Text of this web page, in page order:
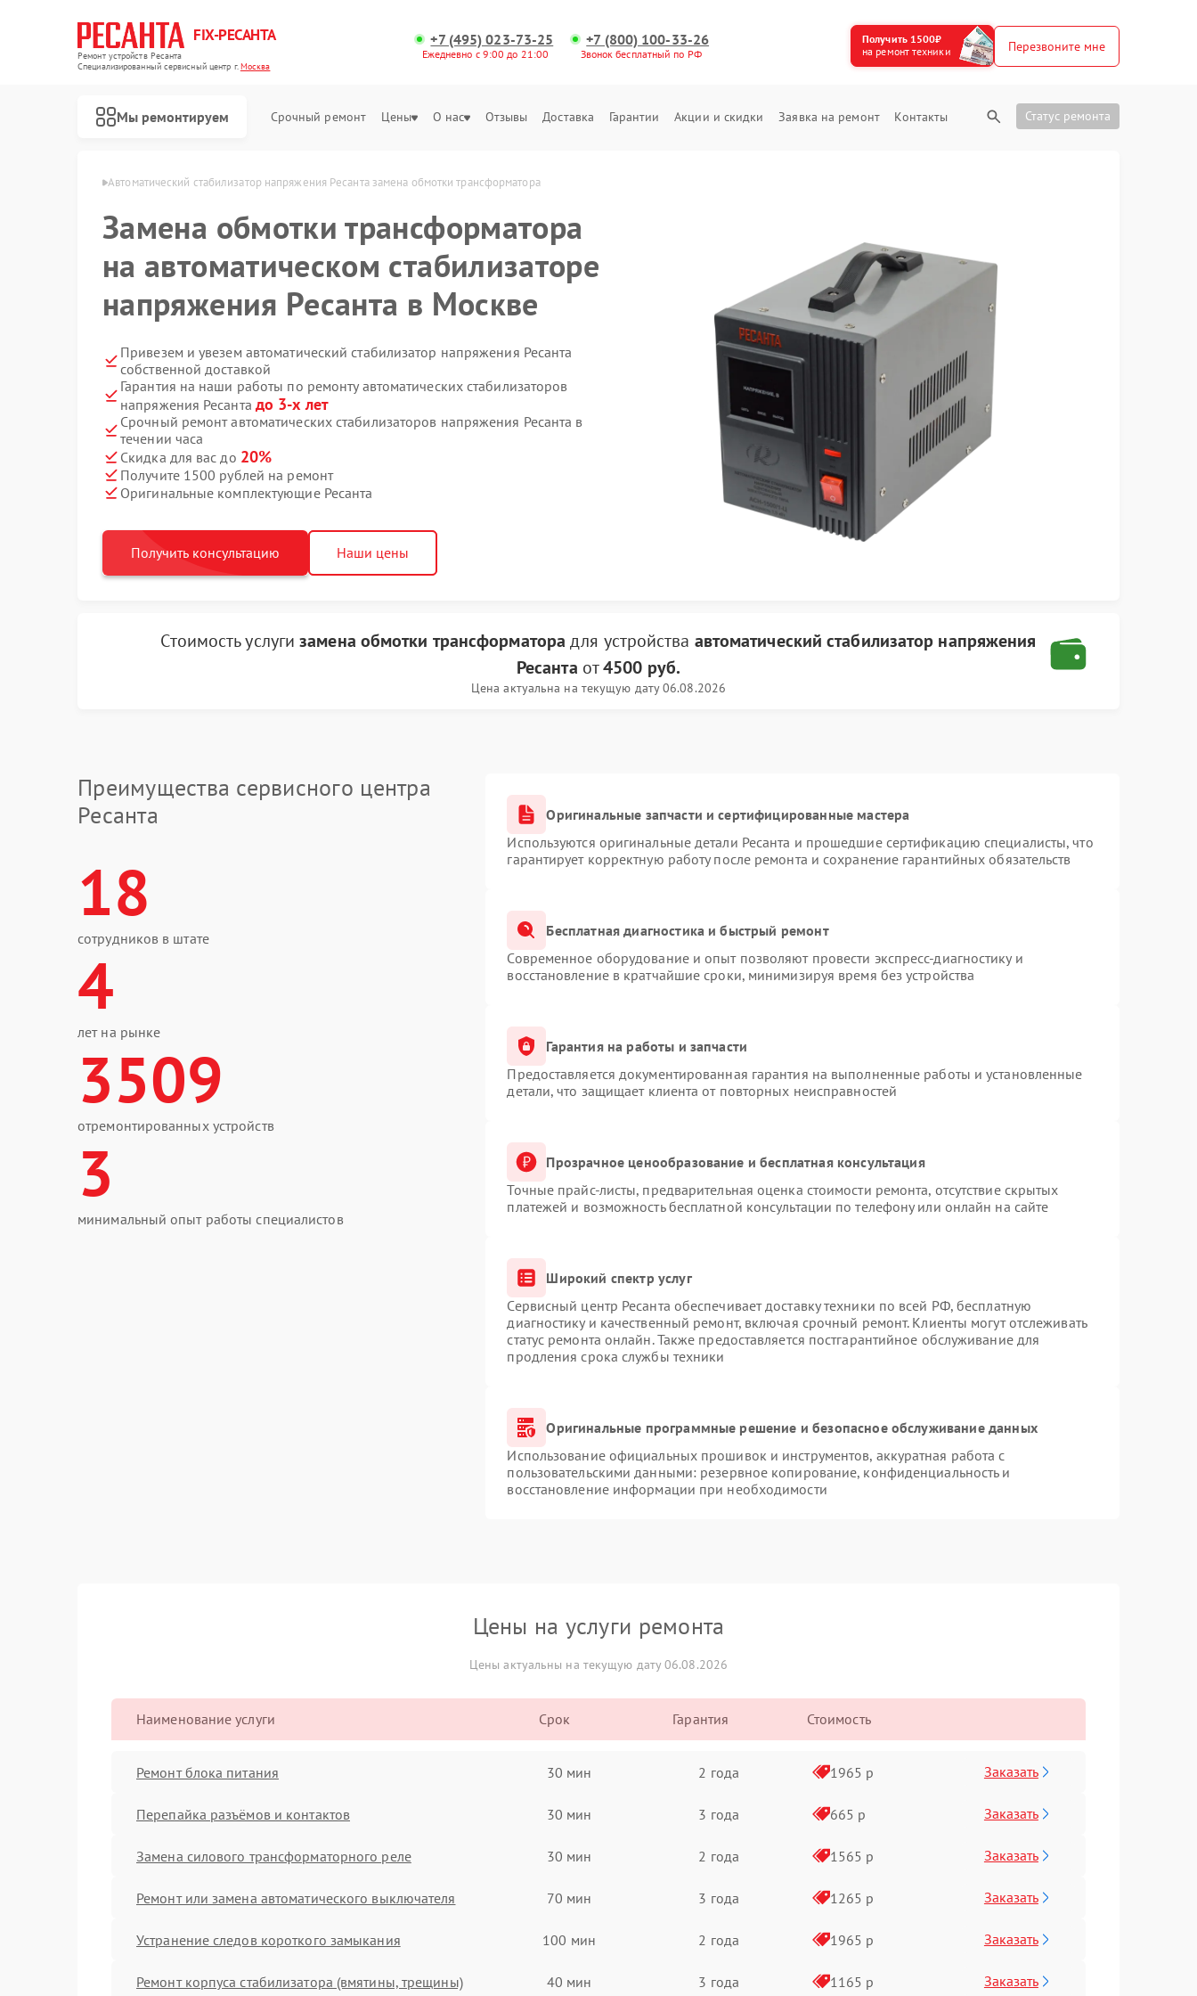
FIX-РЕСАНТА
Ремонт устройств Ресанта
Специализированный cервисный центр г.Москва
+7 (495) 023-73-25
Ежедневно с 9:00 до 21:00
+7 (800) 100-33-26
Звонок бесплатный по РФ
Получить 1500₽
на ремонт техники
Перезвоните мне
Мы ремонтируем Срочный ремонт Цены О нас Отзывы Доставка Гарантии Акции и скидки Заявка на ремонт Контакты Статус ремонта
Ресанта в Москве Автоматический стабилизатор напряжения Ресанта замена обмотки трансформатора
Замена обмотки трансформатора
на автоматическом стабилизаторе
напряжения Ресанта в Москве
Привезем и увезем автоматический стабилизатор напряжения Ресанта
собственной доставкой
Гарантия на наши работы по ремонту автоматических стабилизаторов
напряжения Ресанта до 3-х лет
Срочный ремонт автоматических стабилизаторов напряжения Ресанта в
течении часа
Скидка для вас до 20%
Получите 1500 рублей на ремонт
Оригинальные комплектующие Ресанта
Получить консультацию Наши цены
Стоимость услугизамена обмотки трансформатора для устройства автоматический стабилизатор напряжения
Ресанта от4500 руб.
Цена актуальна на текущую дату 06.08.2026
Преимущества сервисного центра
Ресанта
18
сотрудников в штате
4
лет на рынке
3509
отремонтированных устройств
3
минимальный опыт работы специалистов
Оригинальные запчасти и сертифицированные мастера
Используются оригинальные детали Ресанта и прошедшие сертификацию специалисты, что
гарантирует корректную работу после ремонта и сохранение гарантийных обязательств
Бесплатная диагностика и быстрый ремонт
Современное оборудование и опыт позволяют провести экспресс-диагностику и
восстановление в кратчайшие сроки, минимизируя время без устройства
Гарантия на работы и запчасти
Предоставляется документированная гарантия на выполненные работы и установленные
детали, что защищает клиента от повторных неисправностей
Прозрачное ценообразование и бесплатная консультация
Точные прайс-листы, предварительная оценка стоимости ремонта, отсутствие скрытых
платежей и возможность бесплатной консультации по телефону или онлайн на сайте
Широкий спектр услуг
Сервисный центр Ресанта обеспечивает доставку техники по всей РФ, бесплатную
диагностику и качественный ремонт, включая срочный ремонт. Клиенты могут отслеживать
статус ремонта онлайн. Также предоставляется постгарантийное обслуживание для
продления срока службы техники
Оригинальные программные решение и безопасное обслуживание данных
Использование официальных прошивок и инструментов, аккуратная работа с
пользовательскими данными: резервное копирование, конфиденциальность и
восстановление информации при необходимости
Цены на услуги ремонта
Цены актуальны на текущую дату 06.08.2026
Наименование услуги Срок Гарантия Стоимость
Ремонт блока питания 30 мин 2 года 1965 р Заказать
Перепайка разъёмов и контактов 30 мин 3 года 665 р Заказать
Замена силового трансформаторного реле 30 мин 2 года 1565 р Заказать
Ремонт или замена автоматического выключателя 70 мин 3 года 1265 р Заказать
Устранение следов короткого замыкания 100 мин 2 года 1965 р Заказать
Ремонт корпуса стабилизатора (вмятины, трещины) 40 мин 3 года 1165 р Заказать